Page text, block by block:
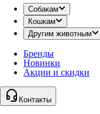
Собакам
Кошкам
Другим животным
Бренды
Новинки
Акции и скидки
Контакты